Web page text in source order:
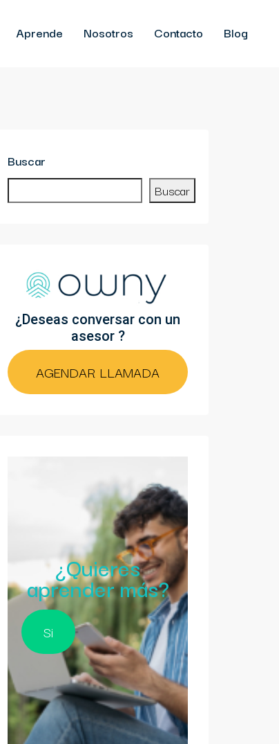
Aprende Nosotros Contacto Blog
Buscar
Buscar
¿Deseas conversar con un
asesor ?
AGENDAR LLAMADA
¿Quieres
aprender más?
Si